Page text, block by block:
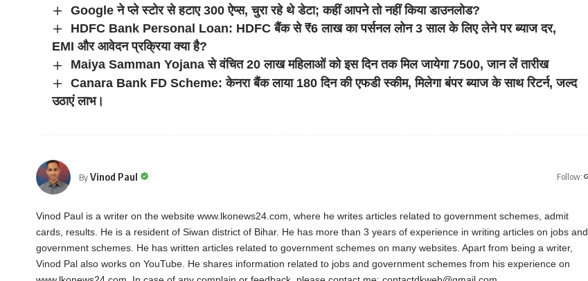
Google ने प्ले स्टोर से हटाए 300 ऐप्स, चुरा रहे थे डेटा; कहीं आपने तो नहीं किया डाउनलोड?
HDFC Bank Personal Loan: HDFC बैंक से ₹6 लाख का पर्सनल लोन 3 साल के लिए लेने पर ब्याज दर,
EMI और आवेदन प्रक्रिया क्या है?
Maiya Samman Yojana से वंचित 20 लाख महिलाओं को इस दिन तक मिल जायेगा 7500, जान लें तारीख
Canara Bank FD Scheme: केनरा बैंक लाया 180 दिन की एफडी स्कीम, मिलेगा बंपर ब्याज के साथ रिटर्न, जल्द
उठाएं लाभ।
ByVinod Paul Follow:
Vinod Paul is a writer on the website www.lkonews24.com, where he writes articles related to government schemes, admit
cards, results. He is a resident of Siwan district of Bihar. He has more than 3 years of experience in writing articles on jobs and
government schemes. He has written articles related to government schemes on many websites. Apart from being a writer,
Vinod Pal also works on YouTube. He shares information related to jobs and government schemes from his experience on